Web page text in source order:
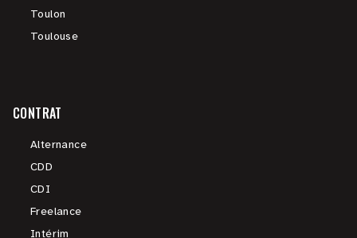
Toulon
Toulouse
CONTRAT
Alternance
CDD
CDI
Freelance
Intérim